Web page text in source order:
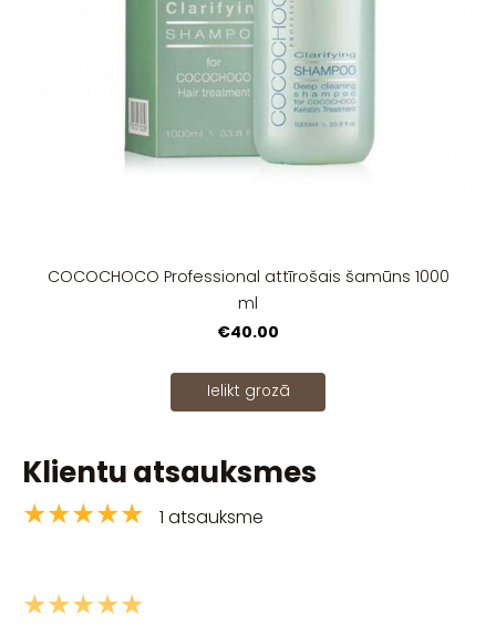
COCOCHOCO Profession​al attīrošais šamūns 1000
ml
€40.00
Ielikt grozā
Klientu atsauksmes
★★★★★ 1 atsauksme
★★★★★